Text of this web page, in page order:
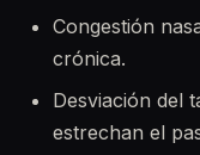
Congestión
crónica.
Desviación del
estrechan el